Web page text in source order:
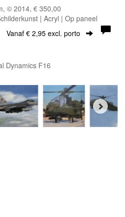
© 2014, € 350,00
| Acryl | Op paneel
Vanaf € 2,95 excl. porto
Dynamics F16